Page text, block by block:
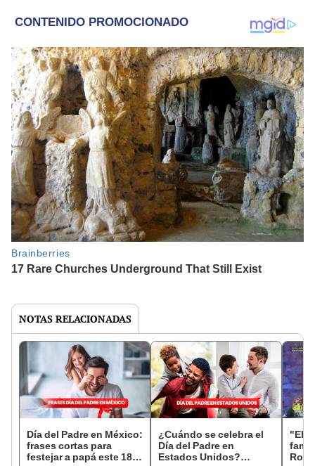
NOTAS RELACIONADAS
Día del Padre en México:
frases cortas para
festejar a papá este 18
¿Cuándo se celebra el
Día del Padre en
Estados Unidos?
"El